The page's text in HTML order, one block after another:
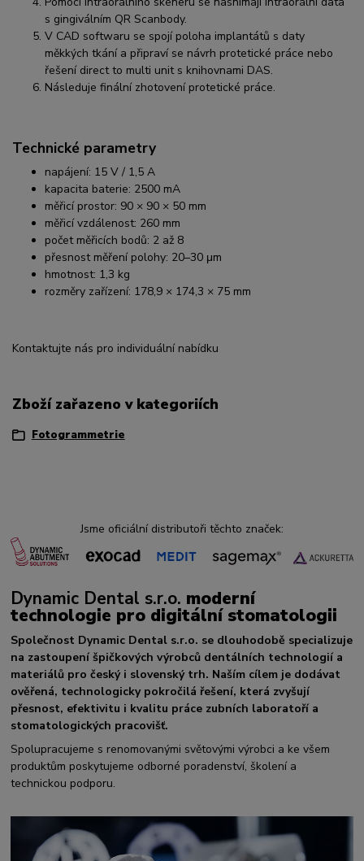
s gingiválním QR Scanbody.
V CAD softwaru se spojí poloha implantátů s daty
měkkých tkání a připraví se návrh protetické práce nebo
řešení direct to multi unit s knihovnami DAS.
Následuje finální zhotovení protetické práce.
Technické parametry
napájení: 15 V / 1,5 A
kapacita baterie: 2500 mA
měřicí prostor: 90 × 90 × 50 mm
měřicí vzdálenost: 260 mm
počet měřicích bodů: 2 až 8
přesnost měření polohy: 20–30 μm
hmotnost: 1,3 kg
rozměry zařízení: 178,9 × 174,3 × 75 mm
Kontaktujte nás pro individuální nabídku
Zboží zařazeno v kategoriích
Fotogrammetrie
Jsme oficiální distributoři těchto značek:
Dynamic Dental s.r.o. moderní
technologie pro digitální stomatologii
Společnost Dynamic Dental s.r.o. se dlouhodobě specializuje
na zastoupení špičkových výrobců dentálních technologií a
materiálů pro český i slovenský trh. Naším cílem je dodávat
ověřená, technologicky pokročilá řešení, která zvyšují
přesnost, efektivitu i kvalitu práce zubních laboratoří a
stomatologických pracovišť.
Spolupracujeme s renomovanými světovými výrobci a ke všem
produktům poskytujeme odborné poradenství, školení a
technickou podporu.